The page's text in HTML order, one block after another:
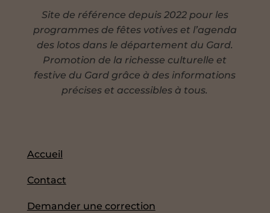
Site de référence depuis 2022 pour les
programmes de fêtes votives et l’agenda
des lotos dans le département du Gard.
Promotion de la richesse culturelle et
festive du Gard grâce à des informations
précises et accessibles à tous.
Accueil
Contact
Demander une correction